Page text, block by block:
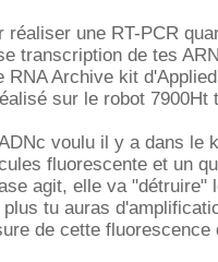
une RT-PCR
transcription de tes
RNA Archive kit
sur le robot
voulu il y a dans le
fluorescente et un
agit, elle va "détruire"
tu auras
de cette fluorescence